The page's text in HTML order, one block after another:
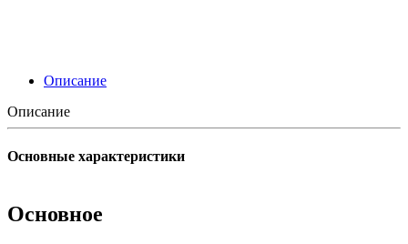
Описание
Описание
Основные характеристики
Основное